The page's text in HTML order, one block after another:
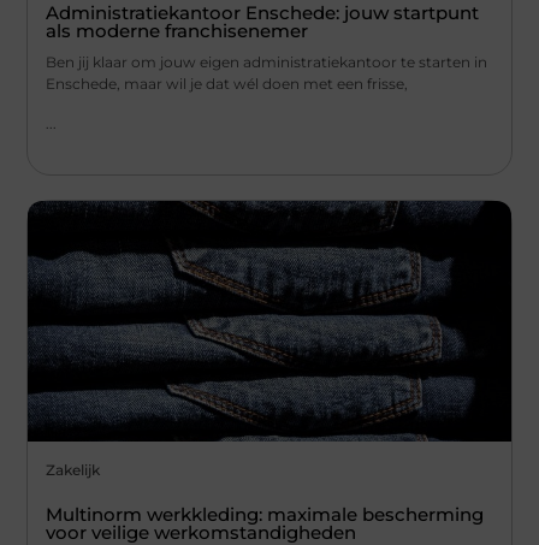
Administratiekantoor Enschede: jouw startpunt
als moderne franchisenemer
Ben jij klaar om jouw eigen administratiekantoor te starten in
Enschede, maar wil je dat wél doen met een frisse,
Zakelijk
Multinorm werkkleding: maximale bescherming
voor veilige werkomstandigheden